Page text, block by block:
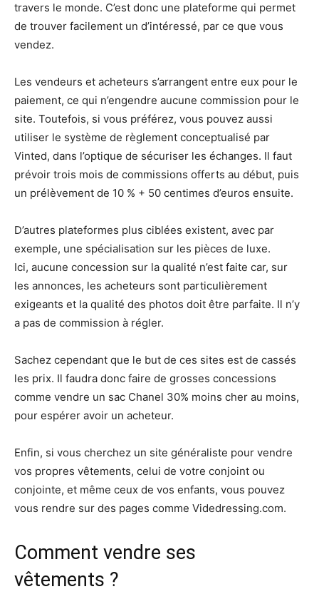
travers le monde. C’est donc une plateforme qui permet
de trouver facilement un d’intéressé, par ce que vous
vendez.
Les vendeurs et acheteurs s’arrangent entre eux pour le
paiement, ce qui n’engendre aucune commission pour le
site. Toutefois, si vous préférez, vous pouvez aussi
utiliser le système de règlement conceptualisé par
Vinted, dans l’optique de sécuriser les échanges. Il faut
prévoir trois mois de commissions offerts au début, puis
un prélèvement de 10 % + 50 centimes d’euros ensuite.
D’autres plateformes plus ciblées existent, avec par
exemple, une spécialisation sur les pièces de luxe.
Ici, aucune concession sur la qualité n’est faite car, sur
les annonces, les acheteurs sont particulièrement
exigeants et la qualité des photos doit être parfaite. Il n’y
a pas de commission à régler.
Sachez cependant que le but de ces sites est de cassés
les prix. Il faudra donc faire de grosses concessions
comme vendre un sac Chanel 30% moins cher au moins,
pour espérer avoir un acheteur.
Enfin, si vous cherchez un site généraliste pour vendre
vos propres vêtements, celui de votre conjoint ou
conjointe, et même ceux de vos enfants, vous pouvez
vous rendre sur des pages comme Videdressing.com.
Comment vendre ses
vêtements ?